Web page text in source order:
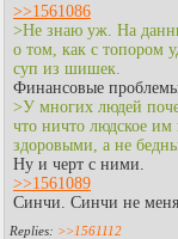
>>1561086
>Не знаю уж. На
о том, как с топором
суп из шишек.
Финансовые
>У многих людей
что ничто людское
здоровыми, а не
Ну и черт с ними.
>>1561089
Синчи. Синчи не
>>1561112